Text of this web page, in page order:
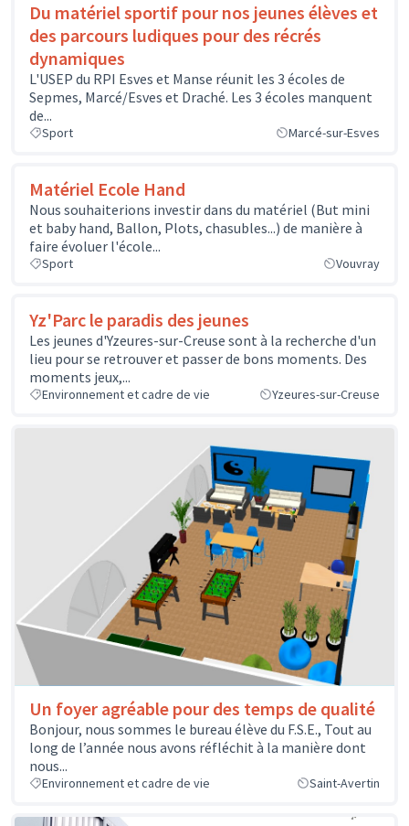
Du matériel sportif pour nos jeunes élèves et
des parcours ludiques pour des récrés
dynamiques
L'USEP du RPI Esves et Manse réunit les 3 écoles de
Sepmes, Marcé/Esves et Draché. Les 3 écoles manquent
de...
Sport Marcé-sur-Esves
Matériel Ecole Hand
Nous souhaiterions investir dans du matériel (But mini
et baby hand, Ballon, Plots, chasubles...) de manière à
faire évoluer l'école...
Sport Vouvray
Yz'Parc le paradis des jeunes
Les jeunes d'Yzeures-sur-Creuse sont à la recherche d'un
lieu pour se retrouver et passer de bons moments. Des
moments jeux,...
Environnement et cadre de vie Yzeures-sur-Creuse
Un foyer agréable pour des temps de qualité
Bonjour, nous sommes le bureau élève du F.S.E., Tout au
long de l’année nous avons réfléchit à la manière dont
nous...
Environnement et cadre de vie Saint-Avertin